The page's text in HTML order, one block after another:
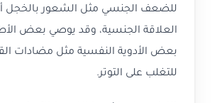
للضعف الجنسي مثل الشعور بالخجل
العلاقة الجنسية، وقد يوصي بعض
بعض الأدوية النفسية مثل مضادات القلق
للتغلب على التوتر.